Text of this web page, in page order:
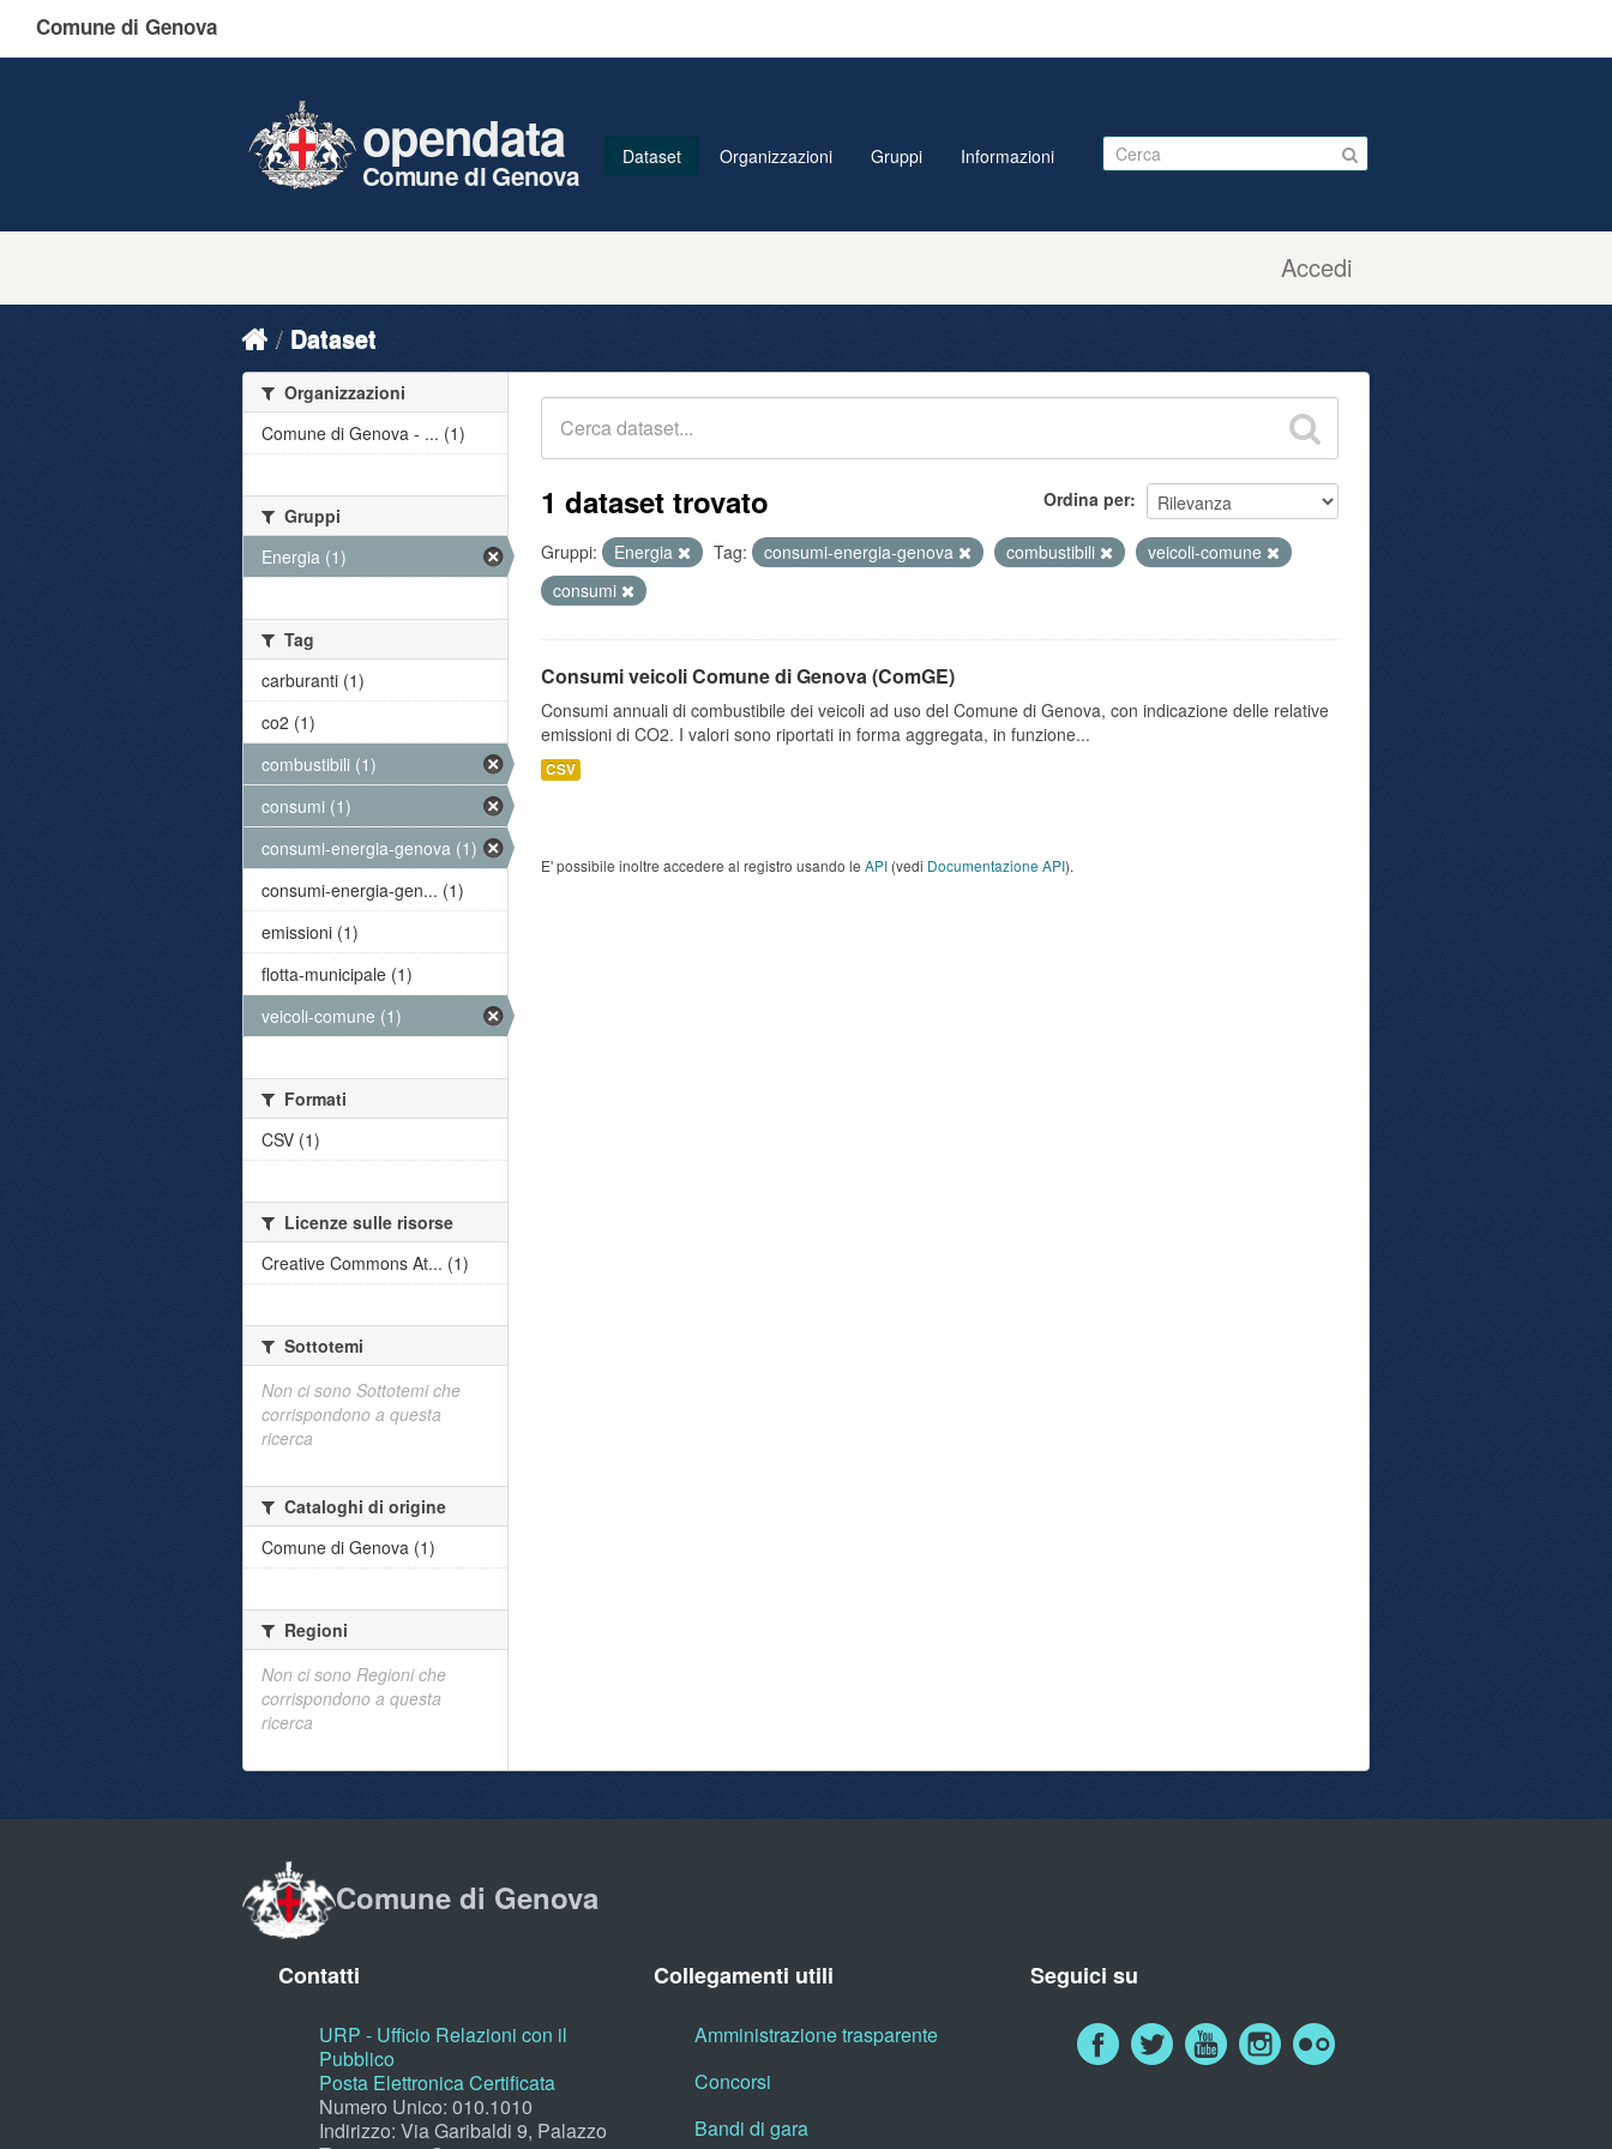
Comune di Genova
Accedi
opendata
Comune di Genova
Dataset Organizzazioni Gruppi Informazioni
Dataset
Ordina per
1 dataset trovato
Gruppi: Energia Tag: consumi-energia-genova combustibili
veicoli-comune
consumi
Consumi veicoli Comune di Genova (ComGE)
Consumi annuali di combustibile dei veicoli ad uso del Comune di Genova, con indicazione delle relative
emissioni di CO2. I valori sono riportati in forma aggregata, in funzione...
CSV
E' possibile inoltre accedere al registro usando le API (vedi Documentazione API).
Organizzazioni
Comune di Genova - ... (1)
Gruppi
Energia (1)
Tag
carburanti (1)
co2 (1)
combustibili (1)
consumi (1)
consumi-energia-genova (1)
consumi-energia-gen... (1)
emissioni (1)
flotta-municipale (1)
veicoli-comune (1)
Formati
CSV (1)
Licenze sulle risorse
Creative Commons At... (1)
Sottotemi
Non ci sono Sottotemi che
corrispondono a questa
ricerca
Cataloghi di origine
Comune di Genova (1)
Regioni
Non ci sono Regioni che
corrispondono a questa
ricerca
Comune di Genova
Contatti
URP - Ufficio Relazioni con il
Pubblico
Posta Elettronica Certificata
Numero Unico: 010.1010
Indirizzo: Via Garibaldi 9, Palazzo
Collegamenti utili
Amministrazione trasparente
Concorsi
Bandi di gara
Seguici su